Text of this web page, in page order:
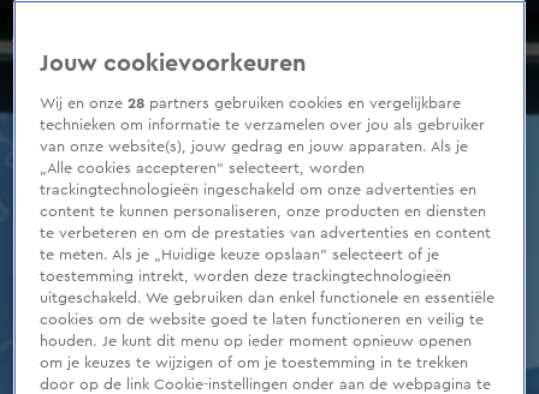
Seizoen 2021
of
Jouw cookievoorkeuren
Wij en onze28 partners gebruiken cookies en vergelijkbare
technieken om informatie te verzamelen over jou als gebruiker
van onze website(s), jouw gedrag en jouw apparaten. Als je
„Alle cookies accepteren” selecteert, worden
trackingtechnologieën ingeschakeld om onze advertenties en
content te kunnen personaliseren, onze producten en diensten
te verbeteren en om de prestaties van advertenties en content
te meten. Als je „Huidige keuze opslaan” selecteert of je
toestemming intrekt, worden deze trackingtechnologieën
uitgeschakeld. We gebruiken dan enkel functionele en essentiële
cookies om de website goed te laten functioneren en veilig te
houden. Je kunt dit menu op ieder moment opnieuw openen
om je keuzes te wijzigen of om je toestemming in te trekken
door op de link Cookie-instellingen onder aan de webpagina te